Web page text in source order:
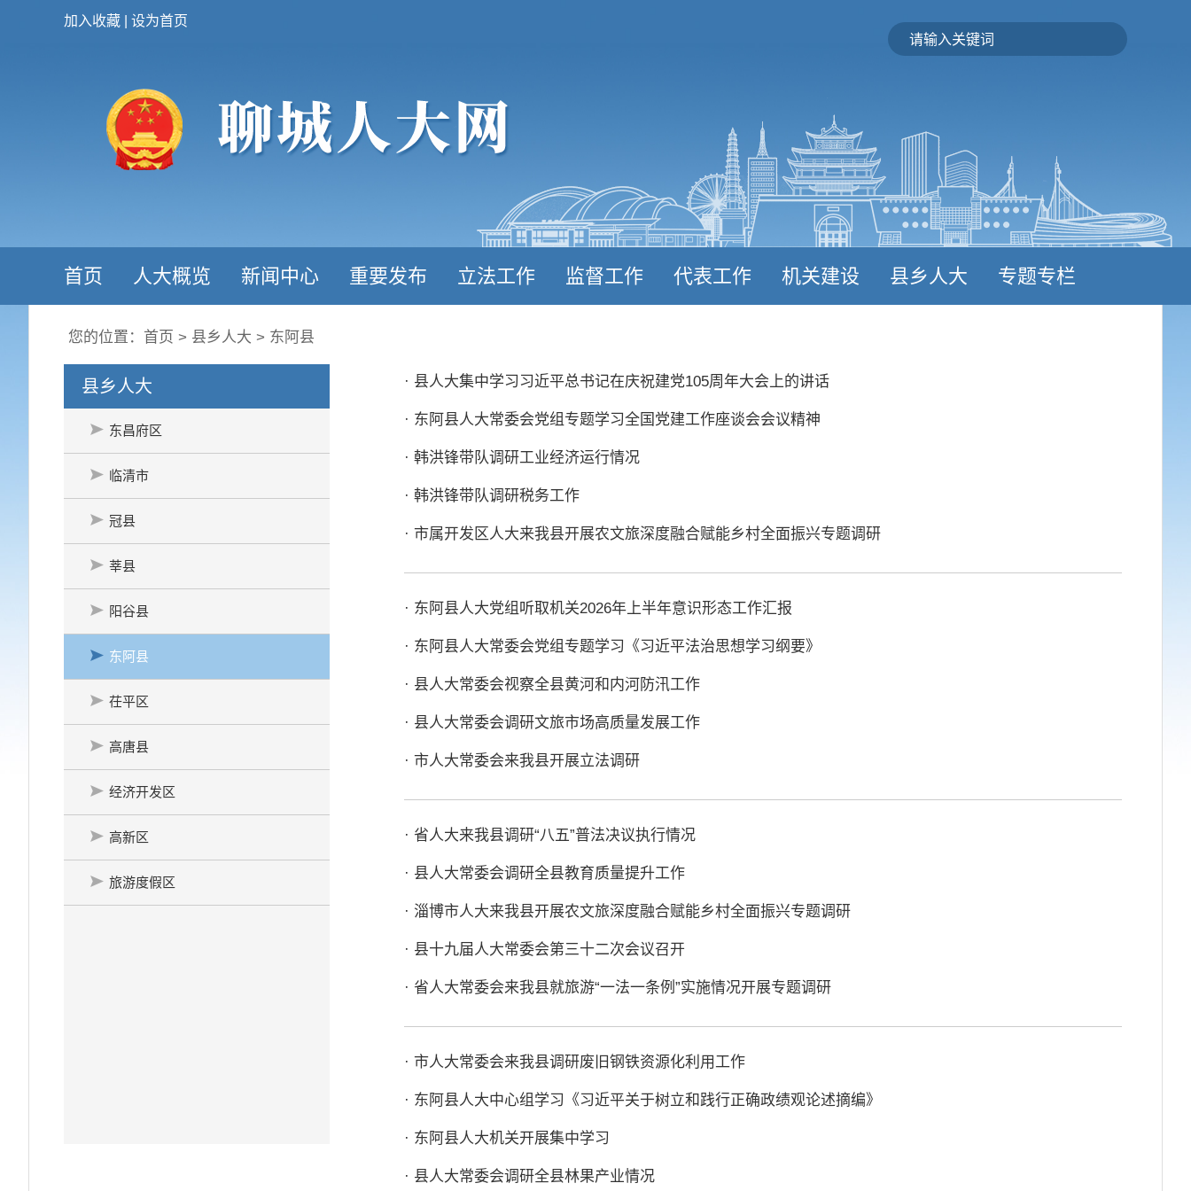
加入收藏 设为首页
首页 人大概览 新闻中心 重要发布 立法工作 监督工作 代表工作 机关建设 县乡人大 专题专栏
您的位置： 首页 > 县乡人大 > 东阿县
县乡人大
东昌府区
临清市
冠县
莘县
阳谷县
东阿县
茌平区
高唐县
经济开发区
高新区
旅游度假区
· 县人大集中学习习近平总书记在庆祝建党105周年大会上的讲话
· 东阿县人大常委会党组专题学习全国党建工作座谈会会议精神
· 韩洪锋带队调研工业经济运行情况
· 韩洪锋带队调研税务工作
· 市属开发区人大来我县开展农文旅深度融合赋能乡村全面振兴专题调研
· 东阿县人大党组听取机关2026年上半年意识形态工作汇报
· 东阿县人大常委会党组专题学习《习近平法治思想学习纲要》
· 县人大常委会视察全县黄河和内河防汛工作
· 县人大常委会调研文旅市场高质量发展工作
· 市人大常委会来我县开展立法调研
· 省人大来我县调研“八五”普法决议执行情况
· 县人大常委会调研全县教育质量提升工作
· 淄博市人大来我县开展农文旅深度融合赋能乡村全面振兴专题调研
· 县十九届人大常委会第三十二次会议召开
· 省人大常委会来我县就旅游“一法一条例”实施情况开展专题调研
· 市人大常委会来我县调研废旧钢铁资源化利用工作
· 东阿县人大中心组学习《习近平关于树立和践行正确政绩观论述摘编》
· 东阿县人大机关开展集中学习
· 县人大常委会调研全县林果产业情况